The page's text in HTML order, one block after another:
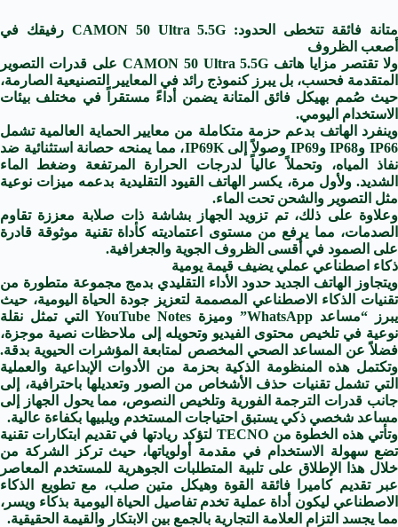
متانة فائقة تتخطى الحدود: CAMON 50 Ultra 5.5G رفيقك في
أصعب الظروف
ولا تقتصر مزايا هاتف CAMON 50 Ultra 5.5G على قدرات التصوير
المتقدمة فحسب، بل يبرز كنموذج رائد في المعايير التصنيعية الصارمة،
حيث صُمم بهيكل فائق المتانة يضمن أداءً مستقراً في مختلف بيئات
الاستخدام اليومي.
وينفرد الهاتف بدعم حزمة متكاملة من معايير الحماية العالمية تشمل
IP66 وIP68 وIP69 وصولاً إلى IP69K، مما يمنحه حصانة استثنائية ضد
نفاذ المياه، وتحملاً عالياً لدرجات الحرارة المرتفعة وضغط الماء
الشديد. ولأول مرة، يكسر الهاتف القيود التقليدية بدعمه ميزات نوعية
مثل التصوير والشحن تحت الماء.
وعلاوة على ذلك، تم تزويد الجهاز بشاشة ذات صلابة معززة تقاوم
الصدمات، مما يرفع من مستوى اعتماديته كأداة تقنية موثوقة قادرة
على الصمود في أقسى الظروف الجوية والجغرافية.
ذكاء اصطناعي عملي يضيف قيمة يومية
ويتجاوز الهاتف الجديد حدود الأداء التقليدي بدمج مجموعة متطورة من
تقنيات الذكاء الاصطناعي المصممة لتعزيز جودة الحياة اليومية، حيث
يبرز “مساعد WhatsApp” وميزة YouTube Notes التي تمثل نقلة
نوعية في تلخيص محتوى الفيديو وتحويله إلى ملاحظات نصية موجزة،
فضلاً عن المساعد الصحي المخصص لمتابعة المؤشرات الحيوية بدقة.
وتكتمل هذه المنظومة الذكية بحزمة من الأدوات الإبداعية والعملية
التي تشمل تقنيات حذف الأشخاص من الصور وتعديلها باحترافية، إلى
جانب قدرات الترجمة الفورية وتلخيص النصوص، مما يحول الجهاز إلى
مساعد شخصي ذكي يستبق احتياجات المستخدم ويلبيها بكفاءة عالية.
وتأتي هذه الخطوة من TECNO لتؤكد ريادتها في تقديم ابتكارات تقنية
تضع سهولة الاستخدام في مقدمة أولوياتها، حيث تركز الشركة من
خلال هذا الإطلاق على تلبية المتطلبات الجوهرية للمستخدم المعاصر
عبر تقديم كاميرا فائقة القوة وهيكل متين صلب، مع تطويع الذكاء
الاصطناعي ليكون أداة عملية تخدم تفاصيل الحياة اليومية بذكاء ويسر،
مما يجسد التزام العلامة التجارية بالجمع بين الابتكار والقيمة الحقيقية.